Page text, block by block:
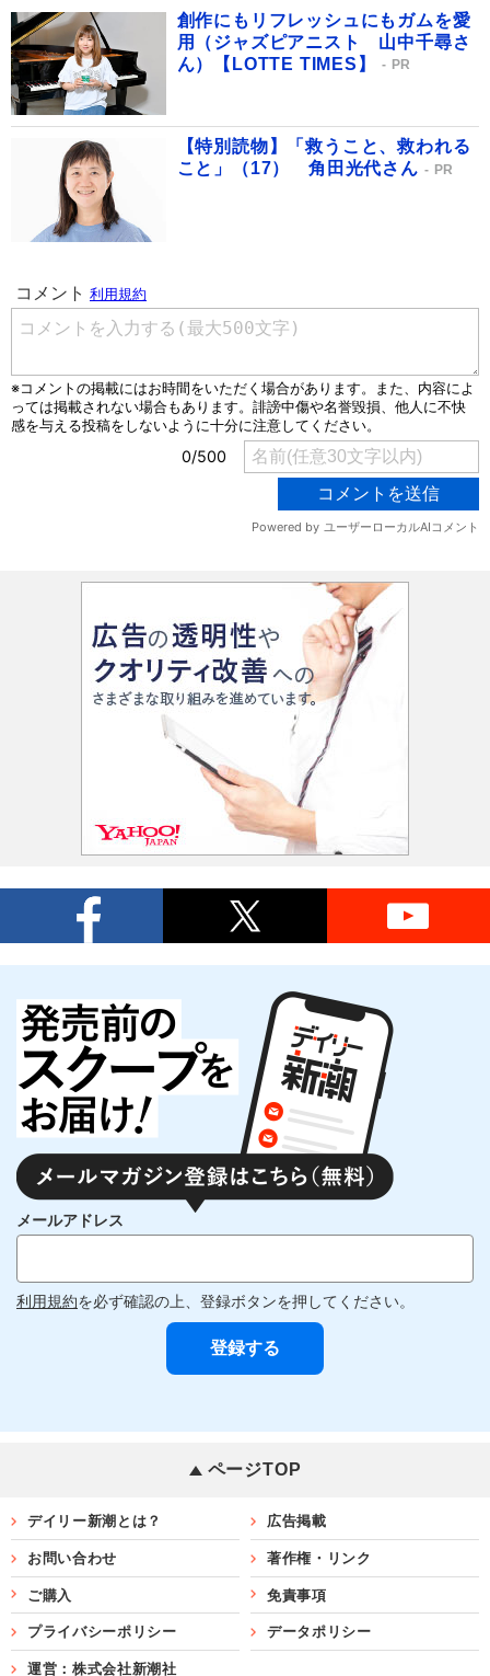
創作にもリフレッシュにもガムを愛
用（ジャズピアニスト 山中千尋さ
ん）【LOTTE TIMES】
PR
【特別読物】「救うこと、救われる
こと」（17） 角田光代さん
PR
メールアドレス
利用規約を必ず確認の上、登録ボタンを押してください。
ページTOP
デイリー新潮とは？ 広告掲載
お問い合わせ 著作権・リンク
ご購入 免責事項
プライバシーポリシー データポリシー
運営：株式会社新潮社